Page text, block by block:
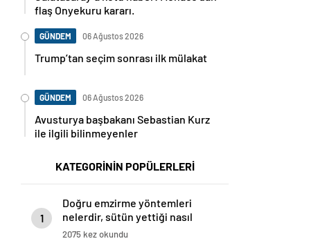
flaş Onyekuru kararı.
GÜNDEM 06 Ağustos 2026
Trump’tan seçim sonrası ilk mülakat
GÜNDEM 06 Ağustos 2026
Avusturya başbakanı Sebastian Kurz
ile ilgili bilinmeyenler
KATEGORİNİN POPÜLERLERİ
1
Doğru emzirme yöntemleri
nelerdir, sütün yettiği nasıl
anlaşılır?
2075 kez okundu